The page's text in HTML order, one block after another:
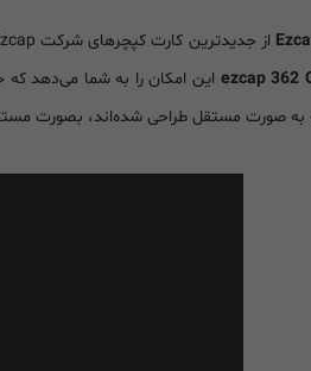
از جدیدترین کارت کپچرهای شرکت Ezcap است که توسط فروشگاه نادر کامپیوتر تنها
این امکان را به شما می‌دهد که
به صورت مستقل طراحی شده‌اند، بصورت